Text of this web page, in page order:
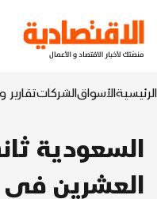
الرئيسيةالأسواقالشركاتتقارير
السعودية
العشرين في